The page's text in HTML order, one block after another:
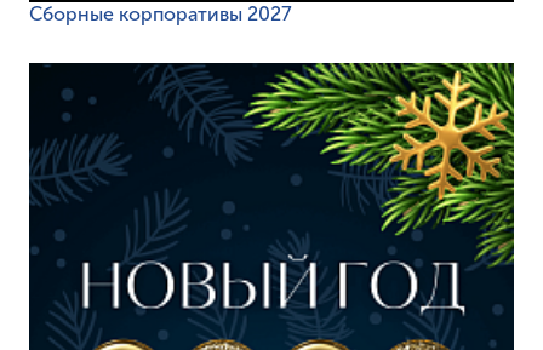
Сборные корпоративы 2027